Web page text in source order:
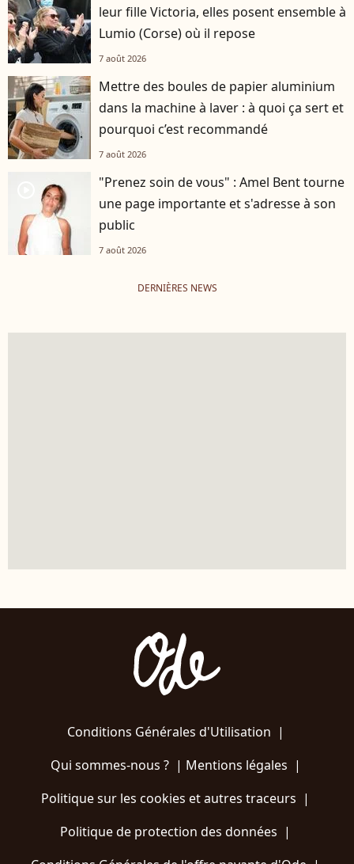
leur fille Victoria, elles posent ensemble à
Lumio (Corse) où il repose
7 août 2026
Mettre des boules de papier aluminium
dans la machine à laver : à quoi ça sert et
pourquoi c’est recommandé
7 août 2026
"Prenez soin de vous" : Amel Bent tourne
une page importante et s'adresse à son
public
7 août 2026
DERNIÈRES NEWS
Conditions Générales d'Utilisation |
Qui sommes-nous ?| Mentions légales |
Politique sur les cookies et autres traceurs |
Politique de protection des données |